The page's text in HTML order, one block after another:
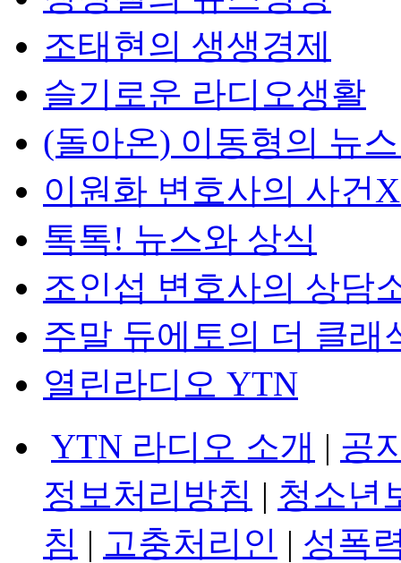
조태현의 생생경제
슬기로운 라디오생활
(돌아온) 이동형의 뉴
이원화 변호사의 사건
톡톡! 뉴스와 상식
조인섭 변호사의 상담
주말 듀에토의 더 클래
열린라디오 YTN
YTN 라디오 소개 | 공
정보처리방침 | 청소년
침 | 고충처리인 | 성폭